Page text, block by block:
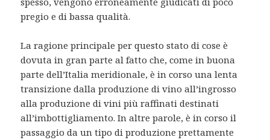
pregio e di bassa qualità.
La ragione principale per questo stato di cose è
dovuta in gran parte al fatto che, come in buona
parte dell’Italia meridionale, è in corso una lenta
transizione dalla produzione di vino all’ingrosso
alla produzione di vini più raffinati destinati
all’imbottigliamento. In altre parole, è in corso il
passaggio da un tipo di produzione prettamente